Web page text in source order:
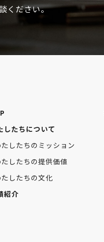
ください。
したちについて
たしたちのミッション
たしたちの提供価値
たしたちの文化
紹介